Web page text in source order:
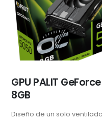
GPU PALIT
8GB
Diseño de un solo